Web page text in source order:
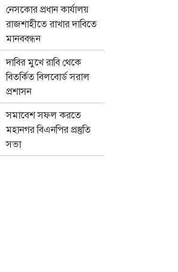
নেসকোর প্রধান কার্যালয়
রাজশাহীতে রাখার দাবিতে
মানববন্ধন
দাবির মুখে রাবি থেকে
বিতর্কিত বিলবোর্ড সরাল
প্রশাসন
সমাবেশ সফল করতে
মহানগর বিএনপির প্রস্তুতি
সভা